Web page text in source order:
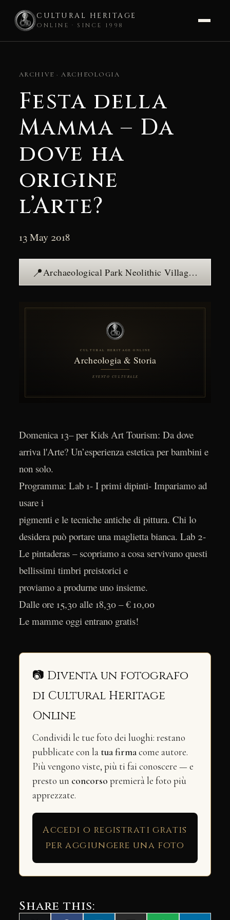
CULTURAL HERITAGE
ONLINE · SINCE 1998
contentARCHIVE · ARCHEOLOGIA
Festa della
Mamma – Da
dove ha
origine
l’Arte?
13 May 2018
📍 Archaeological Park Neolithic Village of Travo, Travo (PC) — see the place →
Domenica 13– per Kids Art Tourism: Da dove
arriva l'Arte? Un’esperienza estetica per bambini e
non solo.
Programma: Lab 1- I primi dipinti- Impariamo ad
usare i
pigmenti e le tecniche antiche di pittura. Chi lo
desidera può portare una maglietta bianca. Lab 2-
Le pintaderas – scopriamo a cosa servivano questi
bellissimi timbri preistorici e
proviamo a produrne uno insieme.
Dalle ore 15,30 alle 18,30 – € 10,00
Le mamme oggi entrano gratis!
📷 Diventa un fotografo
di Cultural Heritage
Online
Condividi le tue foto dei luoghi: restano
pubblicate con la tua firmacome autore.
Più vengono viste, più ti fai conoscere — e
presto un concorso premierà le foto più
apprezzate.
Accedi o registrati gratis
per aggiungere una foto
Share this: